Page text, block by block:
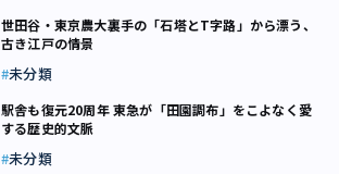
世田谷・東京農大裏手の「石塔とT字路」から漂う、
古き江戸の情景
未分類
駅舎も復元20周年 東急が「田園調布」をこよなく愛
する歴史的文脈
未分類